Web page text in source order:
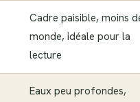
Cadre paisible, moins
monde, idéale pour la
lecture
Eaux peu profondes,